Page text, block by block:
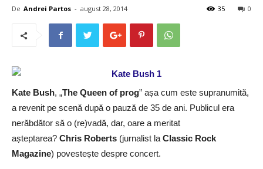
De Andrei Partos - august 28, 2014 0
35
Kate Bush, „The Queen of prog” așa cum este supranumită,
a revenit pe scenă după o pauză de 35 de ani. Publicul era
nerăbdător să o (re)vadă, dar, oare a meritat
așteptarea? Chris Roberts (jurnalist la Classic Rock
Magazine) povestește despre concert.